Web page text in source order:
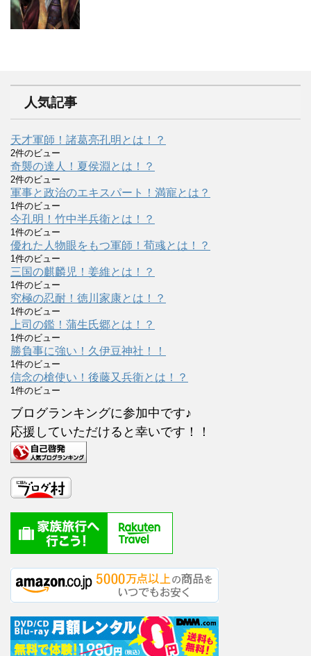
人気記事
天才軍師！諸葛亮孔明とは！？
2件のビュー
奇襲の達人！夏侯淵とは！？
2件のビュー
軍事と政治のエキスパート！満寵とは？
1件のビュー
今孔明！竹中半兵衛とは！？
1件のビュー
優れた人物眼をもつ軍師！荀彧とは！？
1件のビュー
三国の麒麟児！姜維とは！？
1件のビュー
究極の忍耐！徳川家康とは！？
1件のビュー
上司の鑑！蒲生氏郷とは！？
1件のビュー
勝負事に強い！久伊豆神社！！
1件のビュー
信念の槍使い！後藤又兵衛とは！？
1件のビュー
ブログランキングに参加中です♪
応援していただけると幸いです！！